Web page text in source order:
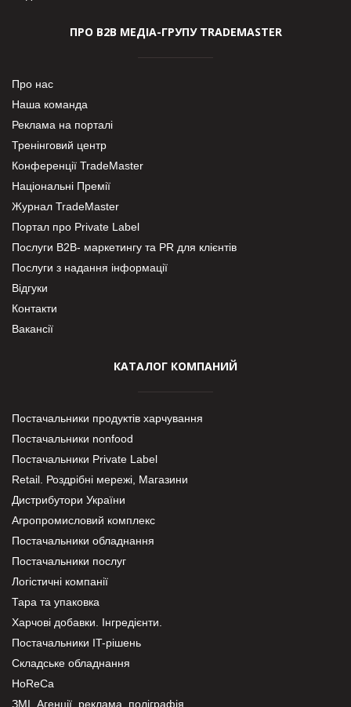
ПРО В2В МЕДІА-ГРУПУ TRADEMASTER
Про нас
Наша команда
Реклама на порталі
Тренінговий центр
Конференції TradeMaster
Національні Премії
Журнал TradeMaster
Портал про Private Label
Послуги В2В- маркетингу та PR для клієнтів
Послуги з надання інформації
Відгуки
Контакти
Вакансії
КАТАЛОГ КОМПАНИЙ
Постачальники продуктів харчування
Постачальники nonfood
Постачальники Private Label
Retail. Роздрібні мережі, Магазини
Дистрибутори України
Агропромисловий комплекс
Постачальники обладнання
Постачальники послуг
Логістичні компанії
Тара та упаковка
Харчові добавки. Інгредієнти.
Постачальники IT-рішень
Складське обладнання
HoReCa
ЗМІ, Агенції, реклама, поліграфія